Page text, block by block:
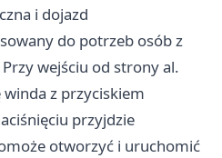
i dojazd
do potrzeb osób z
wejściu od strony al.
winda z przyciskiem
przyjdzie
otworzyć i uruchomić